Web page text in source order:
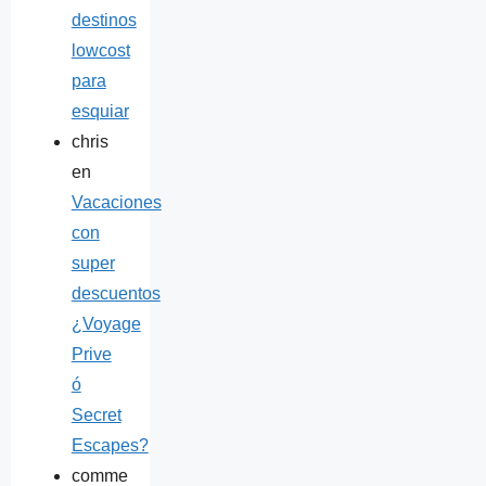
destinos
lowcost
para
esquiar
chris
en
Vacaciones
con
super
descuentos
¿Voyage
Prive
ó
Secret
Escapes?
comme